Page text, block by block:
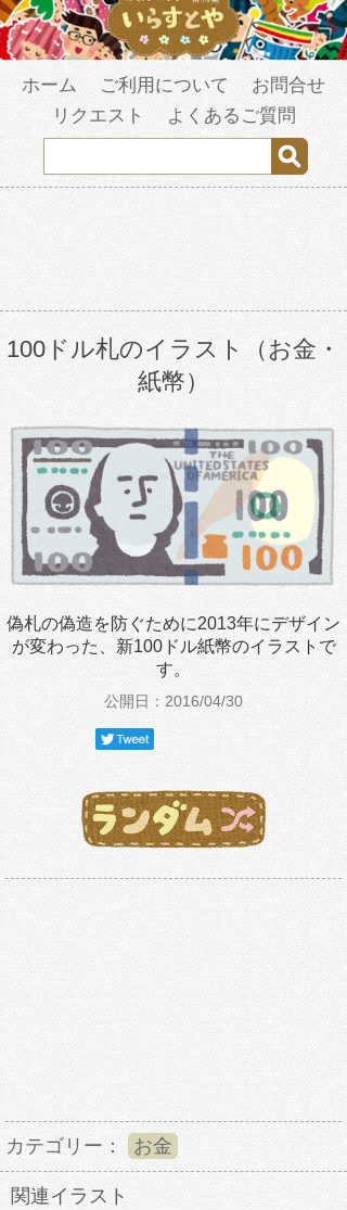
ホーム ご利用について
お問合せ
リクエスト
よくあるご質問
100ドル札のイラスト（お金・
紙幣）
偽札の偽造を防ぐために2013年にデザイン
が変わった、新100ドル紙幣のイラストで
す。
公開日：2016/04/30
カテゴリー： お金
関連イラスト